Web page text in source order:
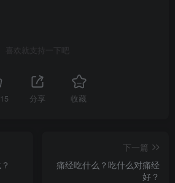
喜欢就支持一下吧
15 分享 收藏
下一篇
痛经吃什么？吃什么对痛经
好？